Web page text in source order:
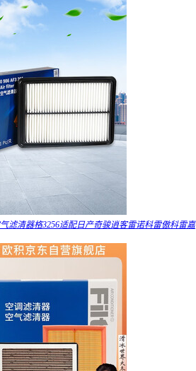
滤清器格3256适配日产奇骏逍客雷诺科雷傲科雷嘉